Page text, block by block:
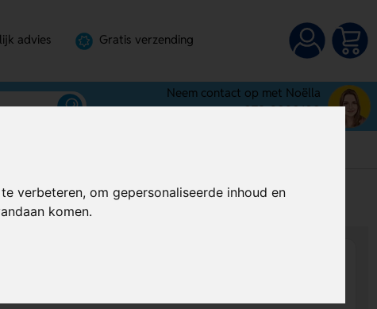
verbeteren, om gepersonaliseerde inhoud en
komen.
advies Gratis verzending
Neem contact op met Noëlla
072-3030100
Al vanaf€ 2,73per stuk (excl. BTW)